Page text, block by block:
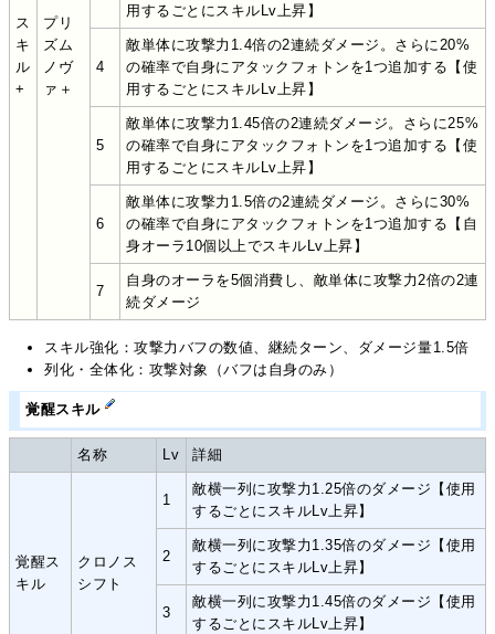
ス
キ
ル
+
プリ
ズム
ノヴ
ァ＋
用するごとにスキルLv上昇】
4
敵単体に攻撃力1.4倍の2連続ダメージ。さらに20%
の確率で自身にアタックフォトンを1つ追加する【使
用するごとにスキルLv上昇】
5
敵単体に攻撃力1.45倍の2連続ダメージ。さらに25%
の確率で自身にアタックフォトンを1つ追加する【使
用するごとにスキルLv上昇】
6
敵単体に攻撃力1.5倍の2連続ダメージ。さらに30%
の確率で自身にアタックフォトンを1つ追加する【自
身オーラ10個以上でスキルLv上昇】
7
自身のオーラを5個消費し、敵単体に攻撃力2倍の2連
続ダメージ
スキル強化：攻撃力バフの数値、継続ターン、ダメージ量1.5倍
列化・全体化：攻撃対象（バフは自身のみ）
覚醒スキル
名称 Lv 詳細
覚醒ス
キル
クロノス
シフト
1
敵横一列に攻撃力1.25倍のダメージ【使用
するごとにスキルLv上昇】
2
敵横一列に攻撃力1.35倍のダメージ【使用
するごとにスキルLv上昇】
3
敵横一列に攻撃力1.45倍のダメージ【使用
するごとにスキルLv上昇】